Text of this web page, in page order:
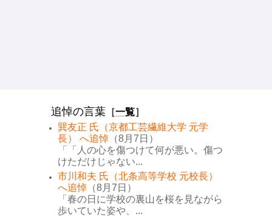
追悼の言葉 ［一覧］
巽友正 氏（京都工芸繊維大学 元学
長） へ追悼 （8月7日）
「「人の心を傷つけて何が悪い。傷つ
けただけじゃない...
市川和夫 氏（北条高等学校 元校長）
へ追悼 （8月7日）
「春の日に学校の裏山を桜を見ながら
歩いていた姿や、...